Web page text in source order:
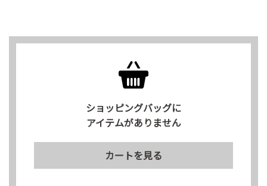
ショッピングバッグに
アイテムがありません
カートを見る